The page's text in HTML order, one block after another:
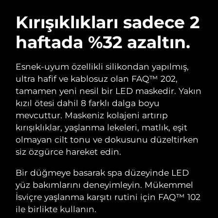
Kırışıklıkları sadece 2
haftada %32 azaltın.
Esnek-uyum özellikli silikondan yapılmış,
ultra hafif ve kablosuz olan FAQ™ 202,
tamamen yeni nesil bir LED maskedir. Yakın
kızıl ötesi dahil 8 farklı dalga boyu
mevcuttur. Maskeniz kolajeni artırıp
kırışıklıklar, yaşlanma lekeleri, matlık, eşit
olmayan cilt tonu ve dokusunu düzeltirken
siz özgürce hareket edin.
Bir düğmeye basarak spa düzeyinde LED
yüz bakımlarını deneyimleyin. Mükemmel
İsviçre yaşlanma karşıtı rutini için FAQ™ 102
ile birlikte kullanın.
LUNA™ 4 seti
Anti-aging massage
LUNA™ 4 Plus
Massage, LED heating
LUNA™ 4 Men
For men, anti-aging massage
BEAR™ 2 seti
Microcurrent toning
BEAR™ 2 go
Microcurrent toning on-the-go
BEAR™ 2 eyes & lips
Microcurrent line smoothing device
Nemlendirme
UFO™ 3 seti
Deep facial hydration
UFO™ 3 LED
Near-infrared and red light therapy
device
Ağız bakımı
issa™ 4
Hybrid silicone sonic toothbrush
issa™ 4 plus
Smart hybrid silicone sonic toothbrush
FAQ™ YAŞLANMA KARŞITI BAKIM
Yaşlanma karşıtı LED bakım
NEW
Avustralya
Tahmini teslim tarihi
11/08/2026
Avusturya
Tahmini teslim tarihi
08/08/2026
Bahreyn
Tahmini teslim tarihi
Belçika
Tahmini teslim tarihi
08/08/2026
Bosna-Hersek
Tahmini teslim tarihi
11/08/2026